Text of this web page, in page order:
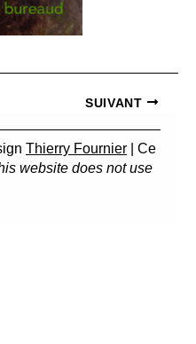
SUIVANT
Thierry Fournier | Ce
website does not use